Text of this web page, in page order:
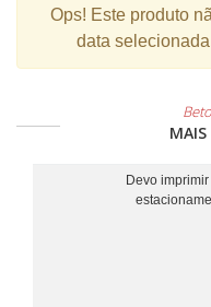
Ops! Este produto
data
MAIS
Devo imprimir